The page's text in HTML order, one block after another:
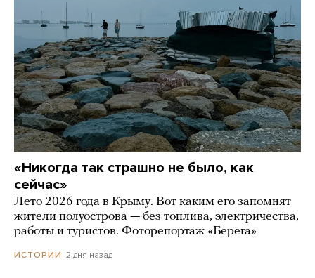
«Никогда так страшно не было, как
сейчас»
Лето 2026 года в Крыму. Вот каким его запомнят
жители полуострова — без топлива, электричества,
работы и туристов. Фоторепортаж «Берега»
ИСТОРИИ 2 дня назад